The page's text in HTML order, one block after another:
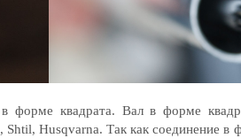
квадрата. Вал в форме
Husqvarna. Так как соединение в